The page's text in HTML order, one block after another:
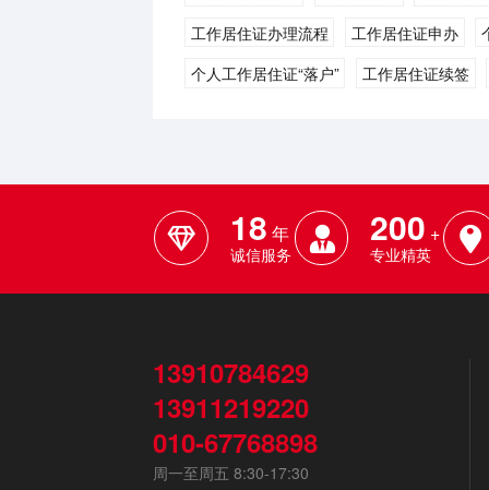
工作居住证办理流程
工作居住证申办
个人工作居住证“落户”
工作居住证续签
18 年
诚信服务
200 +
专业精英
13910784629
13911219220
010-67768898
周一至周五 8:30-17:30